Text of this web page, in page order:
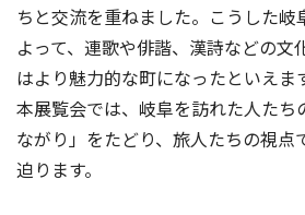
ちと交流を重ねました。こうした岐
よって、連歌や俳諧、漢詩などの文
はより魅力的な町になったといえま
本展覧会では、岐阜を訪れた人たち
ながり」をたどり、旅人たちの視点
迫ります。